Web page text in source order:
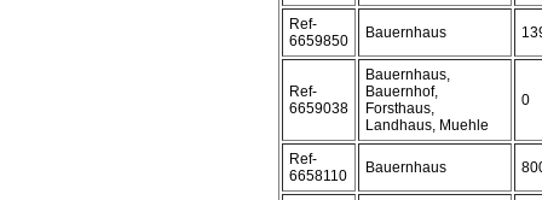
Ref-
6659850
Bauernhaus
Ref-
6659038
Bauernhaus,
Bauernhof,
Forsthaus,
Landhaus, Muehle
0
Ref-
6658110
Bauernhaus